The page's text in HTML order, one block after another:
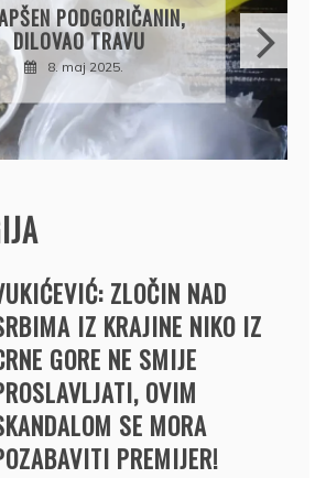
PRODAO TUĐI BMW,
DRŽAVU NAPUSTIO
BRODOM
12. februar 2025.
ZLOČIN NAD
IZ KRAJINE NIKO IZ
GORE NE SMIJE
OVIM
SE MORA
PREMIJER!